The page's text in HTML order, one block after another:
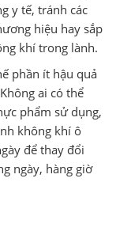
y tế, tránh các
hiệu hay sắp
khí trong lành.
phần ít hậu quả
ai có thể
phẩm sử dụng,
không khí ô
để thay đổi
ngày, hàng giờ